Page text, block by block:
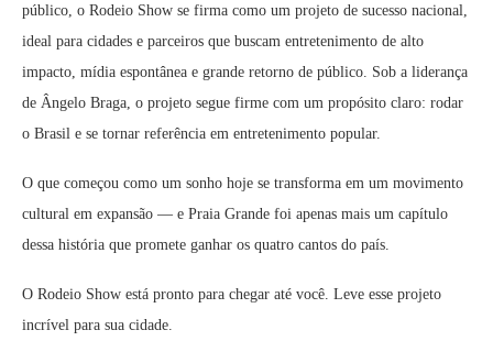
público, o Rodeio Show se firma como um projeto de sucesso nacional,
ideal para cidades e parceiros que buscam entretenimento de alto
impacto, mídia espontânea e grande retorno de público. Sob a liderança
de Ângelo Braga, o projeto segue firme com um propósito claro: rodar
o Brasil e se tornar referência em entretenimento popular.
O que começou como um sonho hoje se transforma em um movimento
cultural em expansão — e Praia Grande foi apenas mais um capítulo
dessa história que promete ganhar os quatro cantos do país.
O Rodeio Show está pronto para chegar até você. Leve esse projeto
incrível para sua cidade.